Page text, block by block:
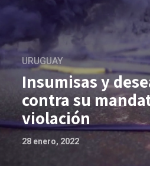
URUGUAY
Insumisas y
contra su
violación
28 enero, 2022